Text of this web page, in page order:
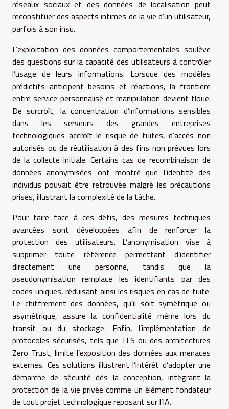
réseaux sociaux et des données de localisation peut
reconstituer des aspects intimes de la vie d’un utilisateur,
parfois à son insu.
L’exploitation des données comportementales soulève
des questions sur la capacité des utilisateurs à contrôler
l’usage de leurs informations. Lorsque des modèles
prédictifs anticipent besoins et réactions, la frontière
entre service personnalisé et manipulation devient floue.
De surcroît, la concentration d’informations sensibles
dans les serveurs des grandes entreprises
technologiques accroît le risque de fuites, d’accès non
autorisés ou de réutilisation à des fins non prévues lors
de la collecte initiale. Certains cas de recombinaison de
données anonymisées ont montré que l’identité des
individus pouvait être retrouvée malgré les précautions
prises, illustrant la complexité de la tâche.
Pour faire face à ces défis, des mesures techniques
avancées sont développées afin de renforcer la
protection des utilisateurs. L’anonymisation vise à
supprimer toute référence permettant d’identifier
directement une personne, tandis que la
pseudonymisation remplace les identifiants par des
codes uniques, réduisant ainsi les risques en cas de fuite.
Le chiffrement des données, qu’il soit symétrique ou
asymétrique, assure la confidentialité même lors du
transit ou du stockage. Enfin, l’implémentation de
protocoles sécurisés, tels que TLS ou des architectures
Zero Trust, limite l’exposition des données aux menaces
externes. Ces solutions illustrent l’intérêt d’adopter une
démarche de sécurité dès la conception, intégrant la
protection de la vie privée comme un élément fondateur
de tout projet technologique reposant sur l’IA.